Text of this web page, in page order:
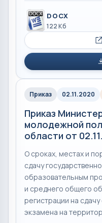
DOCX
122 Кб
Приказ 02.11.2020
Приказ
молодежной
области от
О сроках, местах и
сдачу
образовательным
и среднего общего
регистрации на
экзамена на